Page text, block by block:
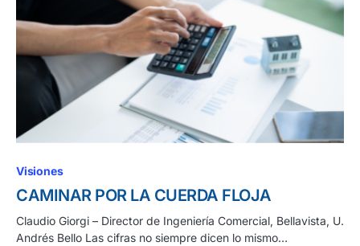
Visiones
CAMINAR POR LA CUERDA FLOJA
Claudio Giorgi – Director de Ingeniería Comercial, Bellavista, U.
Andrés Bello Las cifras no siempre dicen lo mismo…